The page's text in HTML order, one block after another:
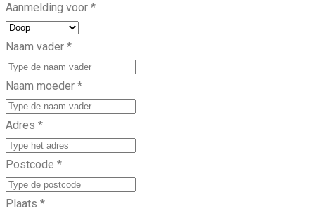
Aanmelding voor *
Naam vader *
Naam moeder *
Adres *
Postcode *
Plaats *